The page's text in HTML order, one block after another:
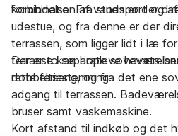
kombination af vandsport og
forbindelse. Fra stuen er der
udestue, og fra denne er der
terrassen, som ligger lidt i læ
terrasse kan I opleve havets
rette feriestemning.
Der er to separate
dobbeltseng, og fra det ene
adgang til terrassen.
bruser samt vaskemaskine.
Kort afstand til indkøb og det